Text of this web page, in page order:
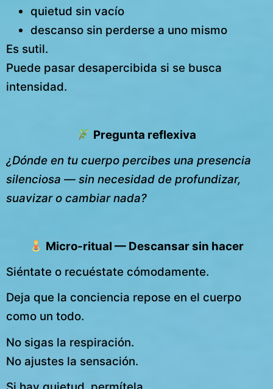
quietud sin vacío
descanso sin perderse a uno mismo
Es sutil.
Puede pasar desapercibida si se busca
intensidad.
Pregunta reflexiva
¿Dónde en tu cuerpo percibes una presencia
silenciosa — sin necesidad de profundizar,
suavizar o cambiar nada?
Micro-ritual — Descansar sin hacer
Siéntate o recuéstate cómodamente.
Deja que la conciencia repose en el cuerpo
como un todo.
No sigas la respiración.
No ajustes la sensación.